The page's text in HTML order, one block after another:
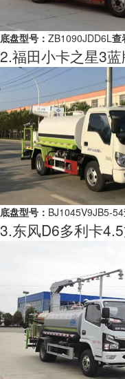
底盘型号： ZB1090JDD6L查
2.福田小卡之星3蓝
底盘型号： BJ1045V9JB5-54
3.东风D6多利卡